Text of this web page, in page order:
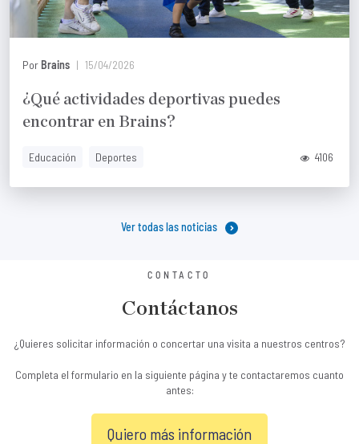
Por Brains 15/04/2026
¿Qué actividades deportivas puedes
encontrar en Brains?
Educación Deportes 4106
Ver todas las noticias
CONTACTO
Contáctanos
¿Quieres solicitar información o concertar una visita a nuestros centros?
Completa el formulario en la siguiente página y te contactaremos cuanto
antes:
Quiero más información